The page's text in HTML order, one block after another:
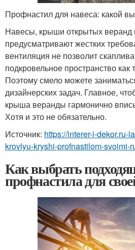
Профнастил для навеса: какой
Навесы, крыши открытых веранд
предусматривают жестких
вентиляция не позволит
подкровельное пространство как
Поэтому смело можете
дизайнерских задач. Главное,
крыша веранды гармонично
Хотя и это не обязательно.
Источник: https://interer-i-dekor.ru-
krovlyu-kryshi-profnastilom-svoimi-
Как выбрать
профнастила для